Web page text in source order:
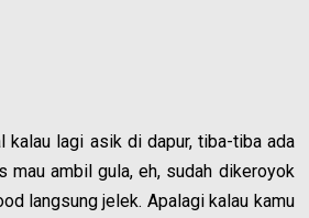
kalau lagi asik di dapur, tiba-tiba ada
mau ambil gula, eh, sudah dikeroyok
langsung jelek. Apalagi kalau kamu